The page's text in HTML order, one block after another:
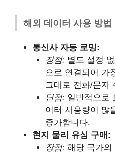
해외 데이터 사용 방법
통신사 자동 로밍:
장점: 별도 설정
으로 연결되어 가
그대로 전화/문자
단점: 일반적으로
이터 사용량이 많
증가합니다.
현지 물리 유심 구매:
장점: 해당 국가의